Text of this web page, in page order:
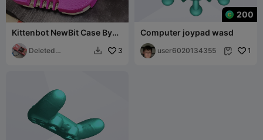
Kittenbot NewBit Case By
Gmii.tw For K1 / K1 MAX /
Deleted
 3
200
Computer joypad wasd
user6020134355  1